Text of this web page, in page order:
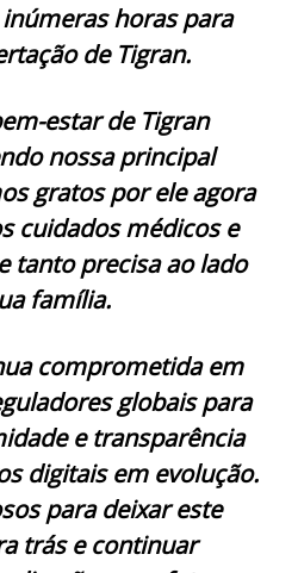
horas para
de Tigran.
estar de Tigran
nossa principal
gratos por ele agora
cuidados médicos e
tanto precisa ao lado
família.
comprometida em
globais para
e transparência
digitais em evolução.
para deixar este
trás e continuar